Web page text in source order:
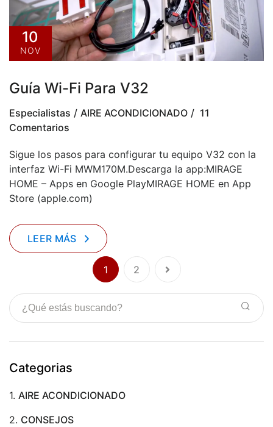
10
NOV
Guía Wi-Fi Para V32
Especialistas AIRE ACONDICIONADO
11
Comentarios
Sigue los pasos para configurar tu equipo V32 con la
interfaz Wi-Fi MWM170M.Descarga la app:MIRAGE
HOME – Apps en Google PlayMIRAGE HOME en App
Store (apple.com)
LEER MÁS
1 2
Categorias
1. AIRE ACONDICIONADO
2. CONSEJOS